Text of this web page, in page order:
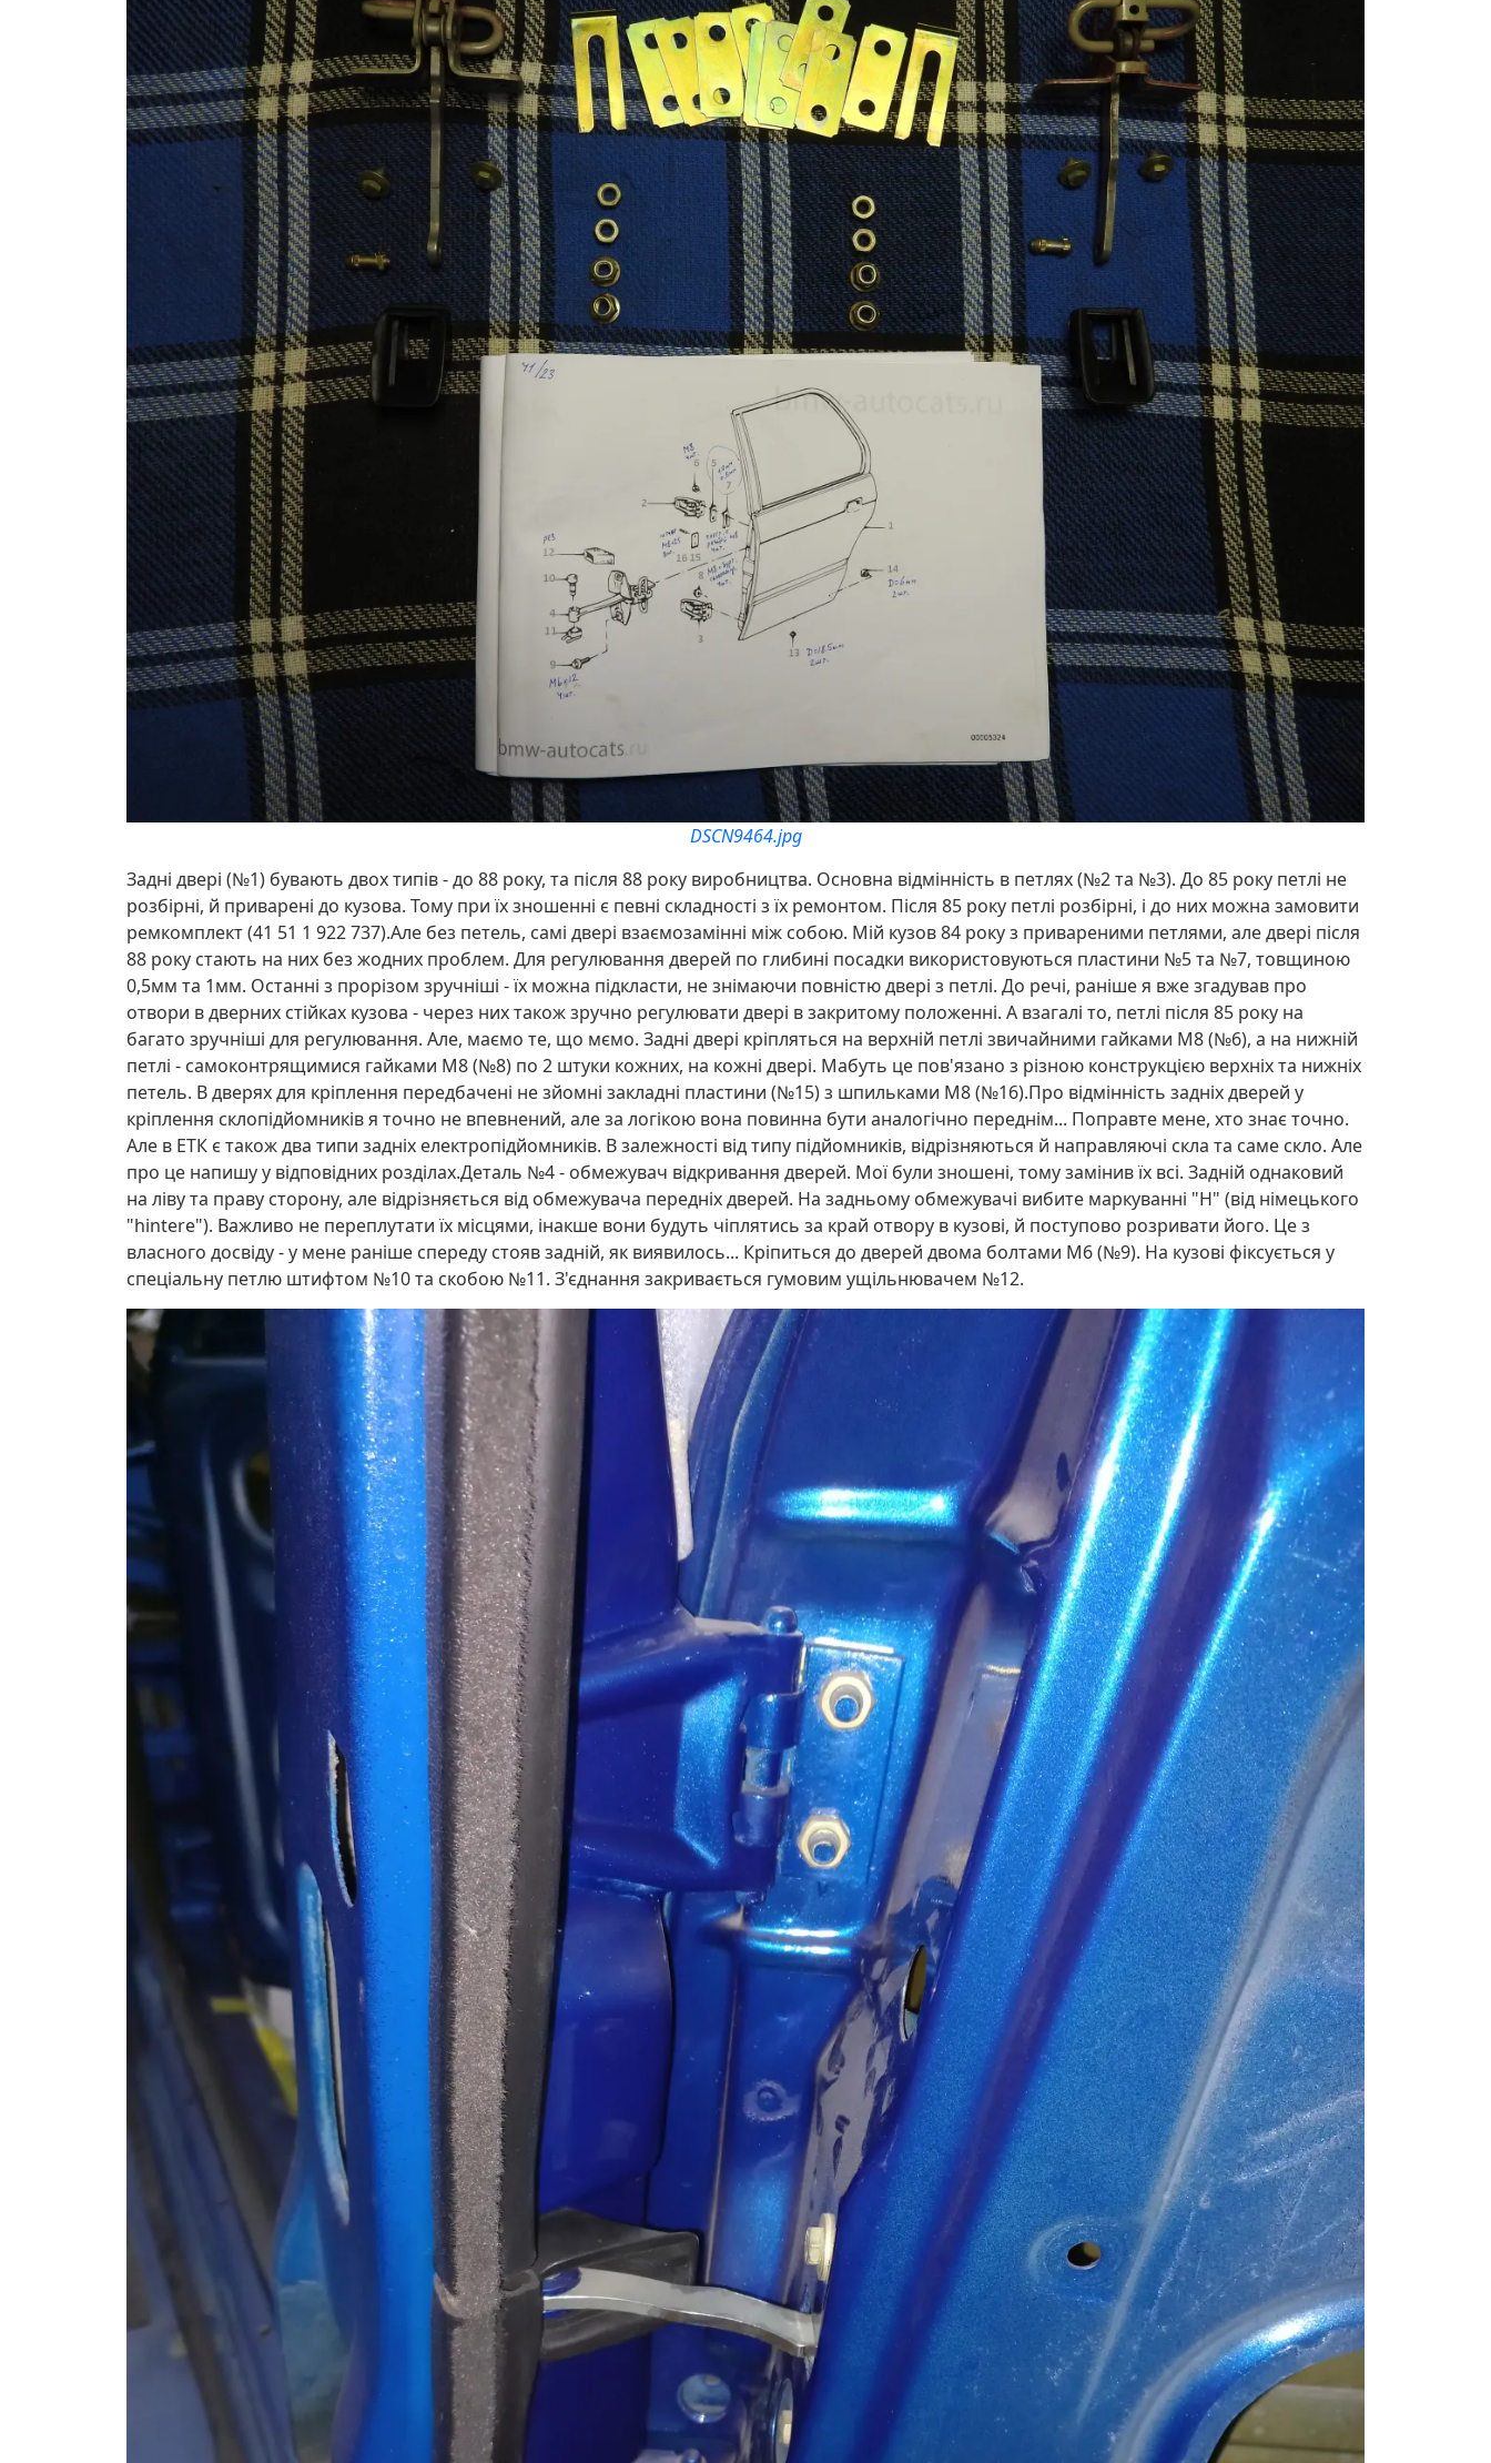
DSCN9464.jpg
Задні двері (№1) бувають двох типів - до 88 року, та після 88 року виробництва. Основна відмінність в петлях (№2 та №3). До 85 року петлі не
розбірні, й приварені до кузова. Тому при їх зношенні є певні складності з їх ремонтом. Після 85 року петлі розбірні, і до них можна замовити
ремкомплект (41 51 1 922 737).Але без петель, самі двері взаємозамінні між собою. Мій кузов 84 року з привареними петлями, але двері після
88 року стають на них без жодних проблем. Для регулювання дверей по глибині посадки використовуються пластини №5 та №7, товщиною
0,5мм та 1мм. Останні з прорізом зручніші - їх можна підкласти, не знімаючи повністю двері з петлі. До речі, раніше я вже згадував про
отвори в дверних стійках кузова - через них також зручно регулювати двері в закритому положенні. А взагалі то, петлі після 85 року на
багато зручніші для регулювання. Але, маємо те, що мємо. Задні двері кріпляться на верхній петлі звичайними гайками М8 (№6), а на нижній
петлі - самоконтрящимися гайками М8 (№8) по 2 штуки кожних, на кожні двері. Мабуть це пов'язано з різною конструкцією верхніх та нижніх
петель. В дверях для кріплення передбачені не зйомні закладні пластини (№15) з шпильками М8 (№16).Про відмінність задніх дверей у
кріплення склопідйомників я точно не впевнений, але за логікою вона повинна бути аналогічно переднім... Поправте мене, хто знає точно.
Але в ЕТК є також два типи задніх електропідйомників. В залежності від типу підйомників, відрізняються й направляючі скла та саме скло. Але
про це напишу у відповідних розділах.Деталь №4 - обмежувач відкривання дверей. Мої були зношені, тому замінив їх всі. Задній однаковий
на ліву та праву сторону, але відрізняється від обмежувача передніх дверей. На задньому обмежувачі вибите маркуванні "H" (від німецького
"hintere"). Важливо не переплутати їх місцями, інакше вони будуть чіплятись за край отвору в кузові, й поступово розривати його. Це з
власного досвіду - у мене раніше спереду стояв задній, як виявилось... Кріпиться до дверей двома болтами М6 (№9). На кузові фіксується у
спеціальну петлю штифтом №10 та скобою №11. З'єднання закривається гумовим ущільнювачем №12.